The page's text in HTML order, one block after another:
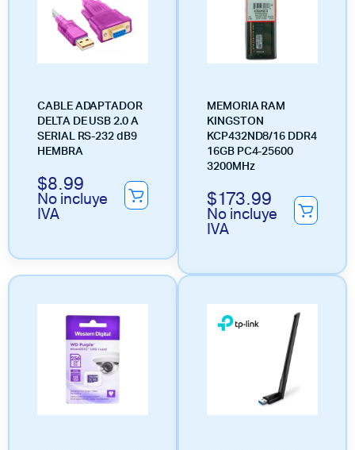
CABLE ADAPTADOR
DELTA DE USB 2.0 A
SERIAL RS-232 dB9
HEMBRA
$8.99
No incluye
IVA
MEMORIA RAM
KINGSTON
KCP432ND8/16 DDR4
16GB PC4-25600
3200MHz
$173.99
No incluye
IVA